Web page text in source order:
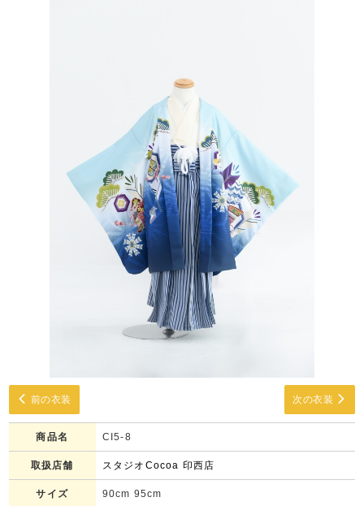
前の衣装 次の衣装
商品名 CI5-8
取扱店舗 スタジオCocoa 印西店
サイズ 90cm 95cm